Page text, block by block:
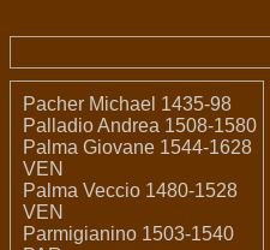
Pacher Michael 1435-98
Palladio Andrea 1508-1580
Palma Giovane 1544-1628
VEN
Palma Veccio 1480-1528
VEN
Parmigianino 1503-1540